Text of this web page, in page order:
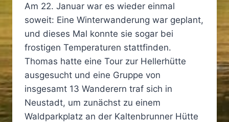
Am 22. Januar war es wieder einmal
soweit: Eine Winterwanderung war geplant,
und dieses Mal konnte sie sogar bei
frostigen Temperaturen stattfinden.
Thomas hatte eine Tour zur Hellerhütte
ausgesucht und eine Gruppe von
insgesamt 13 Wanderern traf sich in
Neustadt, um zunächst zu einem
Waldparkplatz an der Kaltenbrunner Hütte